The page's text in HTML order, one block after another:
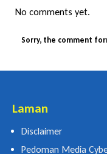
No comments yet.
Sorry, the comment
Laman
Disclaimer
Pedoman Media